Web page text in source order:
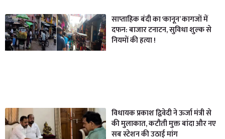
साप्ताहिक बंदी का ‘कानून’ कागजों में
दफन: बाजार टनाटन, सुविधा शुल्क से
नियमों की हत्या !
विधायक प्रकाश द्विवेदी ने ऊर्जा मंत्री से
की मुलाकात, कटौती मुक्त बांदा और नए
सब स्टेशन की उठाई मांग